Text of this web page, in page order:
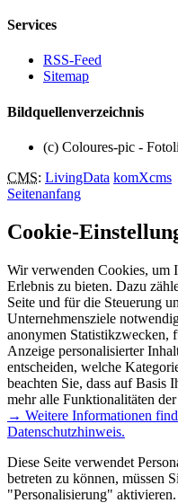
Services
RSS-Feed
Sitemap
Bildquellenverzeichnis
(c) Coloures-pic -
CMS: LivingData komXcms
Seitenanfang
Cookie-
Wir verwenden Cookies, um
Erlebnis zu bieten. Dazu
Seite und für die Steuerung
Unternehmensziele
anonymen Statistikzwecken,
Anzeige personalisierter
entscheiden, welche
beachten Sie, dass auf
mehr alle Funktionalitäten
→ Weitere Informationen
Datenschutzhinweis.
Diese Seite verwendet
betreten zu können, müssen
"Personalisierung" aktivieren.